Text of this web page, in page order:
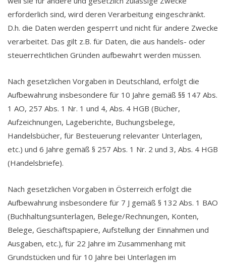
erforderlich sind, wird deren Verarbeitung eingeschränkt.
D.h. die Daten werden gesperrt und nicht für andere Zwecke
verarbeitet. Das gilt z.B. für Daten, die aus handels- oder
steuerrechtlichen Gründen aufbewahrt werden müssen.
Nach gesetzlichen Vorgaben in Deutschland, erfolgt die
Aufbewahrung insbesondere für 10 Jahre gemäß §§ 147 Abs.
1 AO, 257 Abs. 1 Nr. 1 und 4, Abs. 4 HGB (Bücher,
Aufzeichnungen, Lageberichte, Buchungsbelege,
Handelsbücher, für Besteuerung relevanter Unterlagen,
etc.) und 6 Jahre gemäß § 257 Abs. 1 Nr. 2 und 3, Abs. 4 HGB
(Handelsbriefe).
Nach gesetzlichen Vorgaben in Österreich erfolgt die
Aufbewahrung insbesondere für 7 J gemäß § 132 Abs. 1 BAO
(Buchhaltungsunterlagen, Belege/Rechnungen, Konten,
Belege, Geschäftspapiere, Aufstellung der Einnahmen und
Ausgaben, etc.), für 22 Jahre im Zusammenhang mit
Grundstücken und für 10 Jahre bei Unterlagen im